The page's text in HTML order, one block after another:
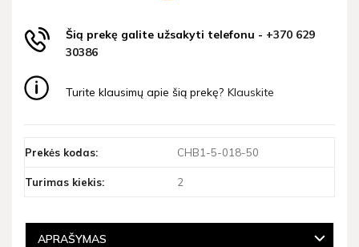
Šią prekę galite užsakyti telefonu - +370 629
30386
Turite klausimų apie šią prekę? Klauskite
Prekės kodas: CHB1-5-018-50
Turimas kiekis: 2
APRAŠYMAS